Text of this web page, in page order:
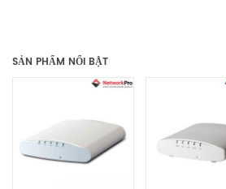
Hãy là người đầu tiên nhận xét “Bộ Phát
SẢN PHẨM NỔI BẬT